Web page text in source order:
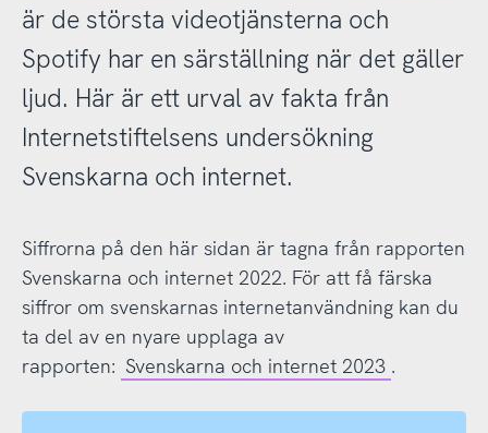
är de största videotjänsterna och
Spotify har en särställning när det gäller
ljud. Här är ett urval av fakta från
Internetstiftelsens undersökning
Svenskarna och internet.
Siffrorna på den här sidan är tagna från rapporten
Svenskarna och internet 2022. För att få färska
siffror om svenskarnas internetanvändning kan du
ta del av en nyare upplaga av
rapporten: Svenskarna och internet 2023 .